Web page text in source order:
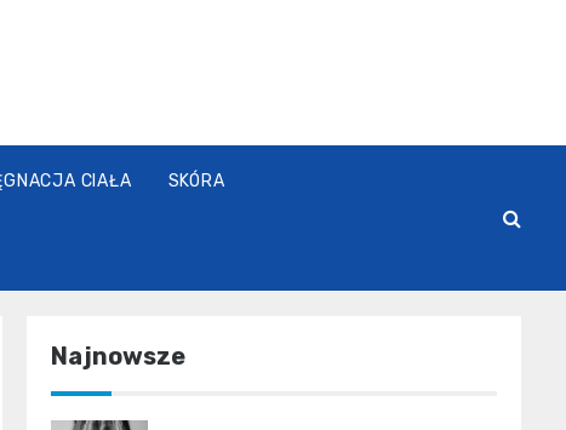
CIAŁA SKÓRA
Najnowsze